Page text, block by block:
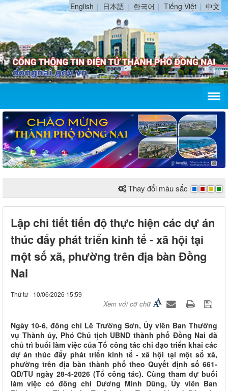
English 日本語 한국어 Tiếng Việt 中文
Thay đổi màu sắc
Lập chi tiết tiến độ thực hiện các dự án
thúc đẩy phát triển kinh tế - xã hội tại
một số xã, phường trên địa bàn Đồng
Nai
Thứ tư - 10/06/2026 15:59
Xem với cỡ chữ
Ngày 10-6, đồng chí Lê Trường Sơn, Ủy viên Ban Thường
vụ Thành ủy, Phó Chủ tịch UBND thành phố Đồng Nai đã
chủ trì buổi làm việc của Tổ công tác chỉ đạo triển khai các
dự án thúc đẩy phát triển kinh tế - xã hội tại một số xã,
phường trên địa bàn thành phố theo Quyết định số 661-
QĐ/TU ngày 28-4-2026 (Tổ công tác). Cùng tham dự buổi
làm việc có đồng chí Dương Minh Dũng, Ủy viên Ban